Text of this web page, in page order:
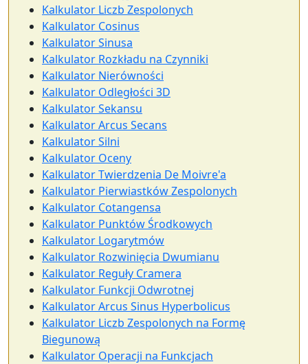
Kalkulator Liczb Zespolonych
Kalkulator Cosinus
Kalkulator Sinusa
Kalkulator Rozkładu na Czynniki
Kalkulator Nierówności
Kalkulator Odległości 3D
Kalkulator Sekansu
Kalkulator Arcus Secans
Kalkulator Silni
Kalkulator Oceny
Kalkulator Twierdzenia De Moivre'a
Kalkulator Pierwiastków Zespolonych
Kalkulator Cotangensa
Kalkulator Punktów Środkowych
Kalkulator Logarytmów
Kalkulator Rozwinięcia Dwumianu
Kalkulator Reguły Cramera
Kalkulator Funkcji Odwrotnej
Kalkulator Arcus Sinus Hyperbolicus
Kalkulator Liczb Zespolonych na Formę
Biegunową
Kalkulator Operacji na Funkcjach